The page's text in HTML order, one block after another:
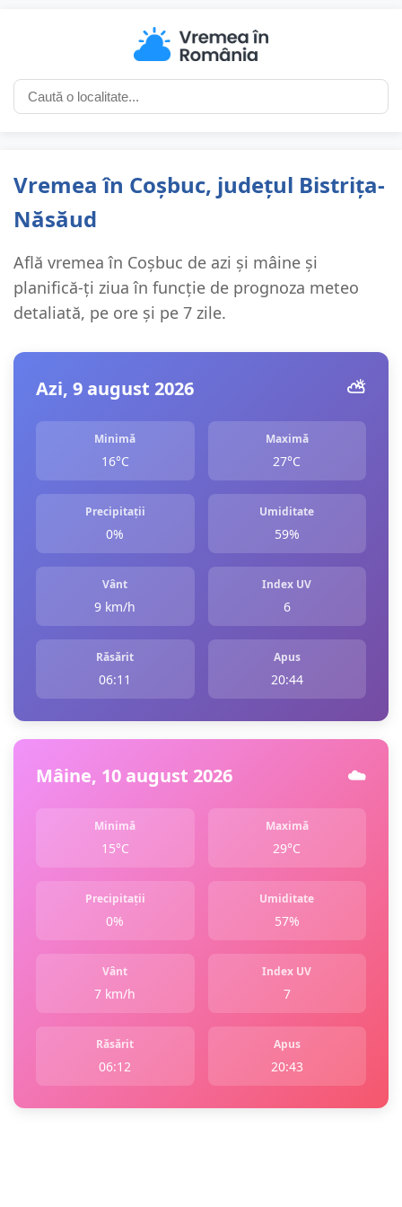
Vremea în Coșbuc, județul Bistrița-
Năsăud
Află vremea în Coșbuc de azi și mâine și
planifică-ți ziua în funcție de prognoza meteo
detaliată, pe ore și pe 7 zile.
Azi, 9 august 2026 ⛅️
Minimă
16°C
Maximă
27°C
Precipitații
0%
Umiditate
59%
Vânt
9 km/h
Index UV
6
Răsărit
06:11
Apus
20:44
Mâine, 10 august 2026 ☁️
Minimă
15°C
Maximă
29°C
Precipitații
0%
Umiditate
57%
Vânt
7 km/h
Index UV
7
Răsărit
06:12
Apus
20:43